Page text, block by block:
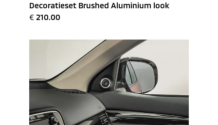
Decoratieset Brushed Aluminium look
€ 210.00